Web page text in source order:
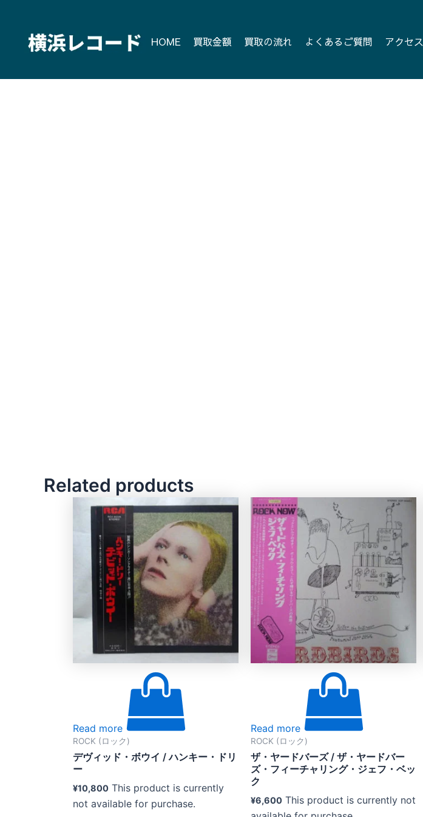
content
HOME 買取金額 買取の流れ よくあるご質問 アクセス
Related products
Read more
ROCK (ロック)
デヴィッド・ボウイ ‎/ ハンキー・ドリ
ー
¥10,800 This product is currently
not available for purchase.
Read more
ROCK (ロック)
ザ・ヤードバーズ / ザ・ヤードバー
ズ・フィーチャリング・ジェフ・ベッ
ク
¥6,600 This product is currently not